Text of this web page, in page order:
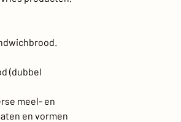
(dubbel
meel- en
en vormen